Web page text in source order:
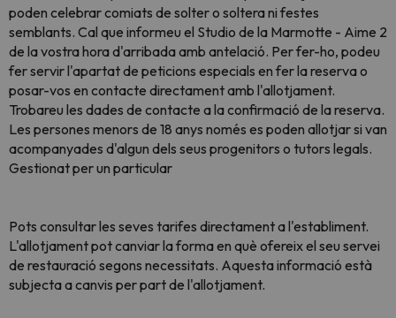
poden celebrar comiats de solter o soltera ni festes
semblants. Cal que informeu el Studio de la Marmotte - Aime 2
de la vostra hora d'arribada amb antelació. Per fer-ho, podeu
fer servir l'apartat de peticions especials en fer la reserva o
posar-vos en contacte directament amb l'allotjament.
Trobareu les dades de contacte a la confirmació de la reserva.
Les persones menors de 18 anys només es poden allotjar si van
acompanyades d'algun dels seus progenitors o tutors legals.
Gestionat per un particular
Pots consultar les seves tarifes directament a l'establiment.
L'allotjament pot canviar la forma en què ofereix el seu servei
de restauració segons necessitats. Aquesta informació està
subjecta a canvis per part de l'allotjament.